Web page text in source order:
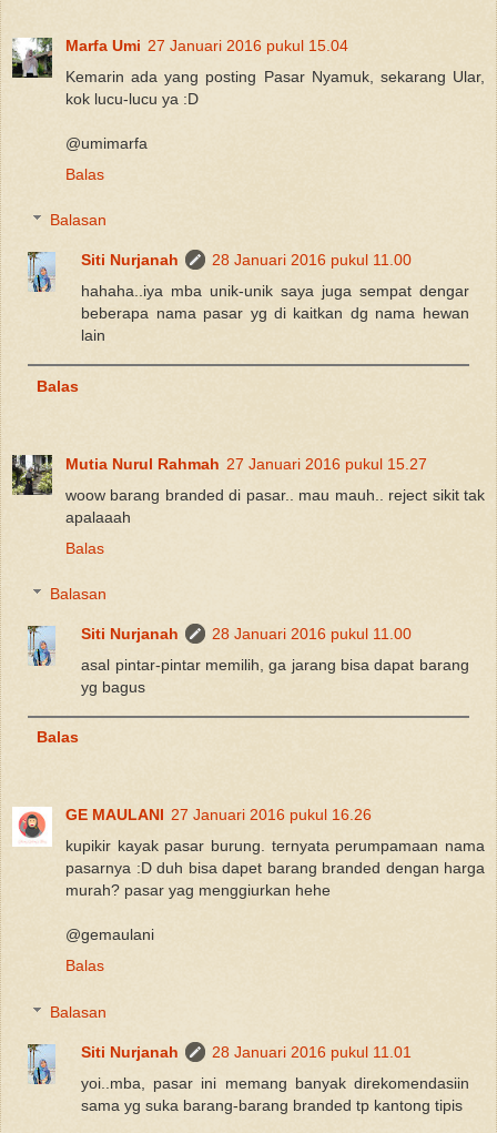
Marfa Umi 27 Januari 2016 pukul 15.04
Kemarin ada yang posting Pasar Nyamuk, sekarang Ular,
kok lucu-lucu ya :D
@umimarfa
Balas
Balasan
Siti Nurjanah
28 Januari 2016 pukul 11.00
hahaha..iya mba unik-unik saya juga sempat dengar
beberapa nama pasar yg di kaitkan dg nama hewan
lain
Balas
Mutia Nurul Rahmah 27 Januari 2016 pukul 15.27
woow barang branded di pasar.. mau mauh.. reject sikit tak
apalaaah
Balas
Balasan
Siti Nurjanah
28 Januari 2016 pukul 11.00
asal pintar-pintar memilih, ga jarang bisa dapat barang
yg bagus
Balas
GE MAULANI 27 Januari 2016 pukul 16.26
kupikir kayak pasar burung. ternyata perumpamaan nama
pasarnya :D duh bisa dapet barang branded dengan harga
murah? pasar yag menggiurkan hehe
@gemaulani
Balas
Balasan
Siti Nurjanah
28 Januari 2016 pukul 11.01
yoi..mba, pasar ini memang banyak direkomendasiin
sama yg suka barang-barang branded tp kantong tipis